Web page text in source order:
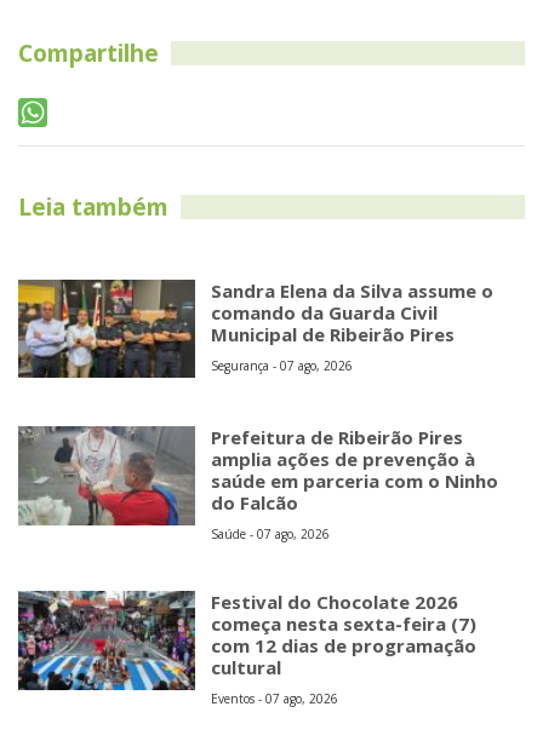
Compartilhe
Leia também
Sandra Elena da Silva assume o
comando da Guarda Civil
Municipal de Ribeirão Pires
Segurança - 07 ago, 2026
Prefeitura de Ribeirão Pires
amplia ações de prevenção à
saúde em parceria com o Ninho
do Falcão
Saúde - 07 ago, 2026
Festival do Chocolate 2026
começa nesta sexta-feira (7)
com 12 dias de programação
cultural
Eventos - 07 ago, 2026